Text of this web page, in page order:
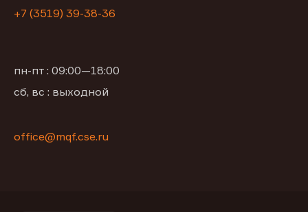
+7 (3519) 39-38-36
пн-пт : 09:00—18:00
сб, вс : выходной
office@mqf.cse.ru